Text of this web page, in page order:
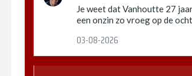
Je weet dat Vanhoutte 27
een onzin zo vroeg op de
03-08-2026